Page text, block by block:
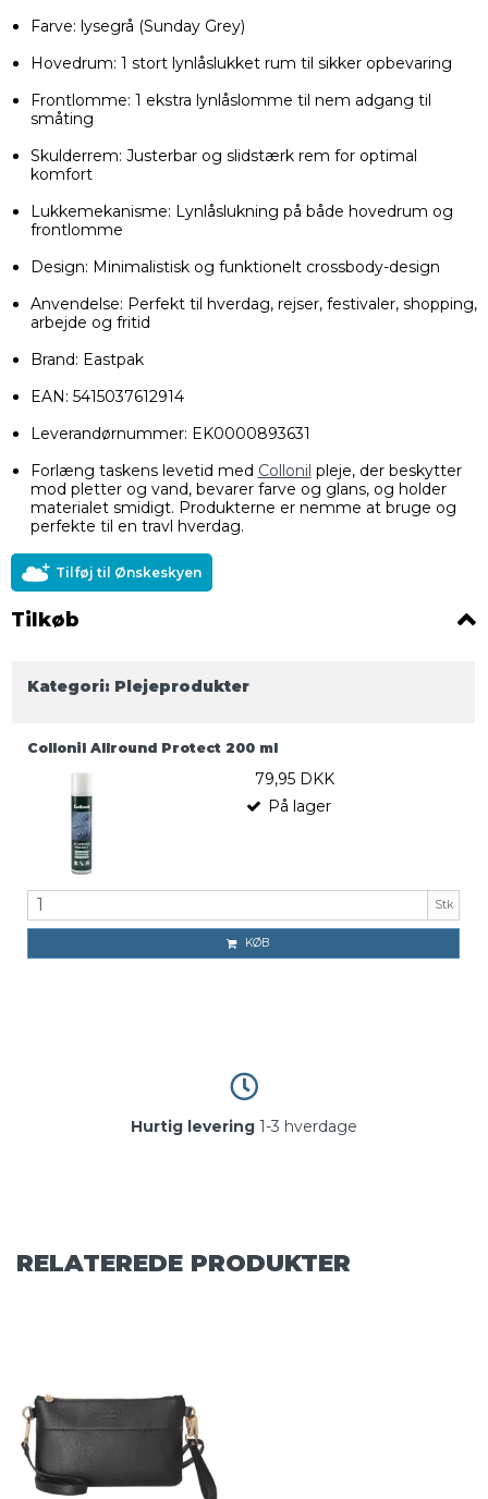
Farve: lysegrå (Sunday Grey)
Hovedrum: 1 stort lynlåslukket rum til sikker opbevaring
Frontlomme: 1 ekstra lynlåslomme til nem adgang til
småting
Skulderrem: Justerbar og slidstærk rem for optimal
komfort
Lukkemekanisme: Lynlåslukning på både hovedrum og
frontlomme
Design: Minimalistisk og funktionelt crossbody-design
Anvendelse: Perfekt til hverdag, rejser, festivaler, shopping,
arbejde og fritid
Brand: Eastpak
EAN: 5415037612914
Leverandørnummer: EK0000893631
Forlæng taskens levetid med Collonil pleje, der beskytter
mod pletter og vand, bevarer farve og glans, og holder
materialet smidigt. Produkterne er nemme at bruge og
perfekte til en travl hverdag.
Tilføj til Ønskeskyen
Tilkøb
Kategori: Plejeprodukter
Collonil Allround Protect 200 ml
79,95 DKK
På lager
Stk
KØB
Hurtig levering 1-3 hverdage
RELATEREDE PRODUKTER